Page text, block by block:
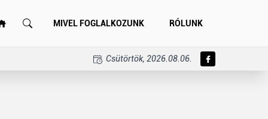
MIVEL FOGLALKOZUNK RÓLUNK
Csütörtök, 2026.08.06.